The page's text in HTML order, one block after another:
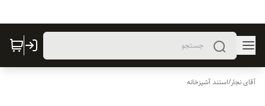
آقای نجار/استند آشپزخانه